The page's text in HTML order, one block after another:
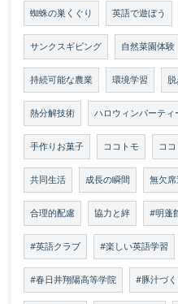
蜘蛛の巣くぐり 英語で遊ぼう
サンクスギビング 自然菜園体験
持続可能な農業 環境学習
熱分解技術 ハロウィンパーティ
手作りお菓子 ココトモ コ
共同生活 成長の瞬間 無欠
合理的配慮 協力と絆 #明蓬
#英語クラブ #楽しい英語学習
#春日井翔陽高等学院 #豚汁づく